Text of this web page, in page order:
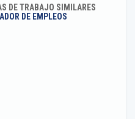
DE TRABAJO SIMILARES
DE EMPLEOS